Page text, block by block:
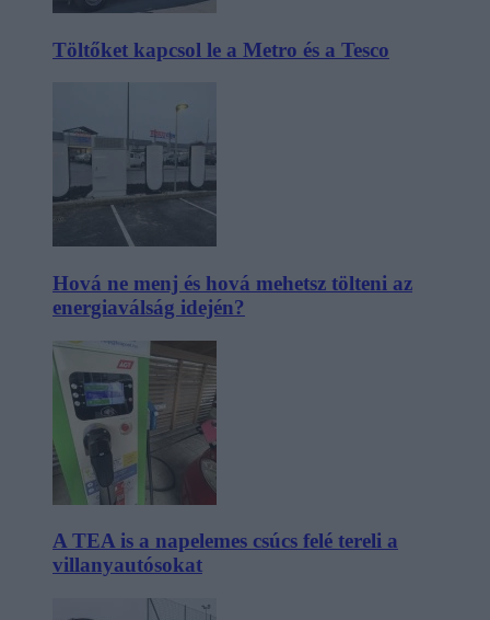
Töltőket kapcsol le a Metro és a Tesco
Hová ne menj és hová mehetsz tölteni az
energiaválság idején?
A TEA is a napelemes csúcs felé tereli a
villanyautósokat